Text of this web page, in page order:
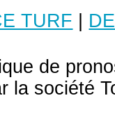
TURF
de
la société